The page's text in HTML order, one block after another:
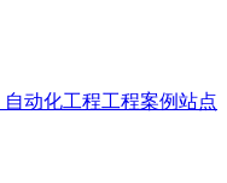
自动化工程工程案例站点